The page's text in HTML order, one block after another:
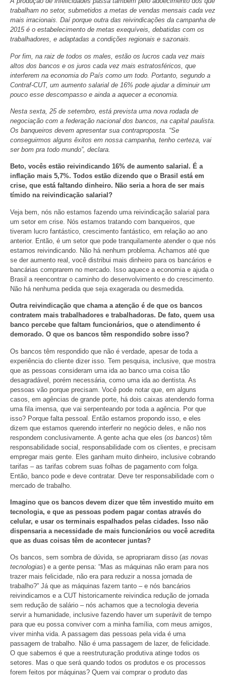
trabalham no setor, submetidos a metas de vendas mensais cada vez
mais irracionais. Daí porque outra das reivindicações da campanha de
2015 é o estabelecimento de metas exequíveis, debatidas com os
trabalhadores, e adaptadas a condições regionais e sazonais.
Por fim, na raiz de todos os males, estão os lucros cada vez mais
altos dos bancos e os juros cada vez mais estratosféricos, que
interferem na economia do País como um todo. Portanto, segundo a
Contraf-CUT, um aumento salarial de 16% pode ajudar a diminuir um
pouco esse descompasso e ainda a aquecer a economia.
Nesta sexta, 25 de setembro, está prevista uma nova rodada de
negociação com a federação nacional dos bancos, na capital paulista.
Os banqueiros devem apresentar sua contraproposta. “Se
conseguirmos alguns êxitos em nossa campanha, tenho certeza, vai
ser bom pra todo mundo”, declara.
Beto, vocês estão reivindicando 16% de aumento salarial. É a
inflação mais 5,7%. Todos estão dizendo que o Brasil está em
crise, que está faltando dinheiro. Não seria a hora de ser mais
tímido na reivindicação salarial?
Veja bem, nós não estamos fazendo uma reivindicação salarial para
um setor em crise. Nós estamos tratando com banqueiros, que
tiveram lucro fantástico, crescimento fantástico, em relação ao ano
anterior. Então, é um setor que pode tranquilamente atender o que nós
estamos reivindicando. Não há nenhum problema. Achamos até que
se der aumento real, você distribui mais dinheiro para os bancários e
bancárias comprarem no mercado. Isso aquece a economia e ajuda o
Brasil a reencontrar o caminho do desenvolvimento e do crescimento.
Não há nenhuma pedida que seja exagerada ou desmedida.
Outra reivindicação que chama a atenção é de que os bancos
contratem mais trabalhadores e trabalhadoras. De fato, quem usa
banco percebe que faltam funcionários, que o atendimento é
demorado. O que os bancos têm respondido sobre isso?
Os bancos têm respondido que não é verdade, apesar de toda a
experiência do cliente dizer isso. Tem pesquisa, inclusive, que mostra
que as pessoas consideram uma ida ao banco uma coisa tão
desagradável, porém necessária, como uma ida ao dentista. As
pessoas vão porque precisam. Você pode notar que, em alguns
casos, em agências de grande porte, há dois caixas atendendo forma
uma fila imensa, que vai serpenteando por toda a agência. Por que
isso? Porque falta pessoal. Então estamos propondo isso, e eles
dizem que estamos querendo interferir no negócio deles, e não nos
respondem conclusivamente. A gente acha que eles (os bancos) têm
responsabilidade social, responsabilidade com os clientes, e precisam
empregar mais gente. Eles ganham muito dinheiro, inclusive cobrando
tarifas – as tarifas cobrem suas folhas de pagamento com folga.
Então, banco pode e deve contratar. Deve ter responsabilidade com o
mercado de trabalho.
Imagino que os bancos devem dizer que têm investido muito em
tecnologia, e que as pessoas podem pagar contas através do
celular, e usar os terminais espalhados pelas cidades. Isso não
dispensaria a necessidade de mais funcionários ou você acredita
que as duas coisas têm de acontecer juntas?
Os bancos, sem sombra de dúvida, se apropriaram disso (as novas
tecnologias) e a gente pensa: “Mas as máquinas não eram para nos
trazer mais felicidade, não era para reduzir a nossa jornada de
trabalho?” Já que as máquinas fazem tanto – e nós bancários
reivindicamos e a CUT historicamente reivindica redução de jornada
sem redução de salário – nós achamos que a tecnologia deveria
servir a humanidade, inclusive fazendo haver um superávit de tempo
para que eu possa conviver com a minha família, com meus amigos,
viver minha vida. A passagem das pessoas pela vida é uma
passagem de trabalho. Não é uma passagem de lazer, de felicidade.
O que sabemos é que a reestruturação produtiva atinge todos os
setores. Mas o que será quando todos os produtos e os processos
forem feitos por máquinas? Quem vai comprar o produto das